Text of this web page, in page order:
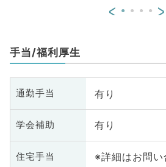
< >
手当/福利厚生
通勤手当 有り
学会補助 有り
住宅手当 ※詳細はお問